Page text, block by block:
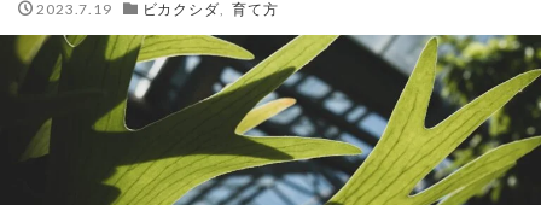
2023.7.19 ビカクシダ ,育て方